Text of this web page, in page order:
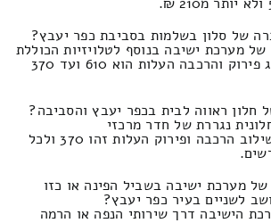
של סלון בשלמות בסביבת כפר יעבץ?
מערכת ישיבה בנוסף לטלויזיות הכוללת
שולחן עץ סלון בזיווג פירוק והרכבה העלות הוא 610 ועד 370
חלון ראווה לבית בכפר יעבץ והסביבה?
נגררת של חדר מרכזי
מזכוכית/עץ/גבס בשילוב הרכבה ופירוק העלות זהו 370 ולכל
מערכת ישיבה בשביל הפינה או כזו
לשניים בעיר כפר יעבץ?
הישיבה דרך שירותי הנפה או הרמה